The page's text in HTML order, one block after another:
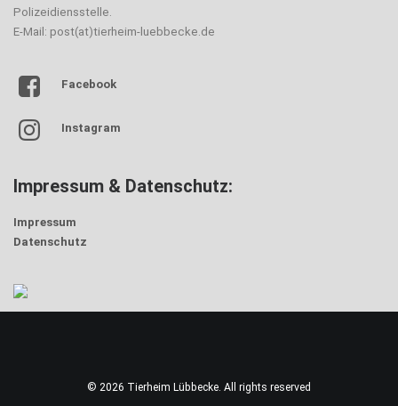
Polizeidiensstelle.
E-Mail: post(at)tierheim-luebbecke.de
Facebook
Instagram
Impressum & Datenschutz:
Impressum
Datenschutz
© 2026 Tierheim Lübbecke. All rights reserved